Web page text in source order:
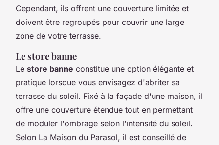
Cependant, ils offrent une couverture limitée et
doivent être regroupés pour couvrir une large
zone de votre terrasse.
Le store banne
Le store banne constitue une option élégante et
pratique lorsque vous envisagez d'abriter sa
terrasse du soleil. Fixé à la façade d'une maison, il
offre une couverture étendue tout en permettant
de moduler l'ombrage selon l'intensité du soleil.
Selon La Maison du Parasol, il est conseillé de